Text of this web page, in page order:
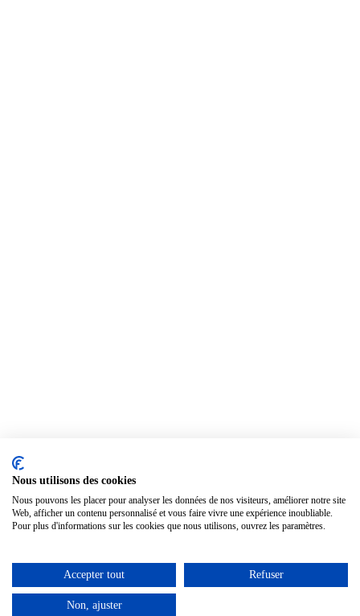
Nous utilisons des cookies
Nous pouvons les placer pour analyser les données de nos visiteurs, améliorer notre site
Web, afficher un contenu personnalisé et vous faire vivre une expérience inoubliable.
Pour plus d'informations sur les cookies que nous utilisons, ouvrez les paramètres.
Accepter tout Refuser
Non, ajuster